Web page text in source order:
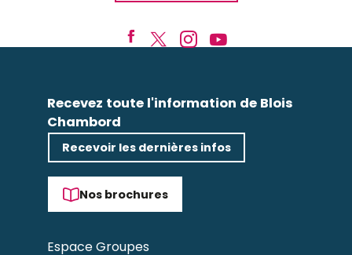
Recevez toute l'information de Blois
Chambord
Recevoir les dernières infos
Nos brochures
Espace Groupes